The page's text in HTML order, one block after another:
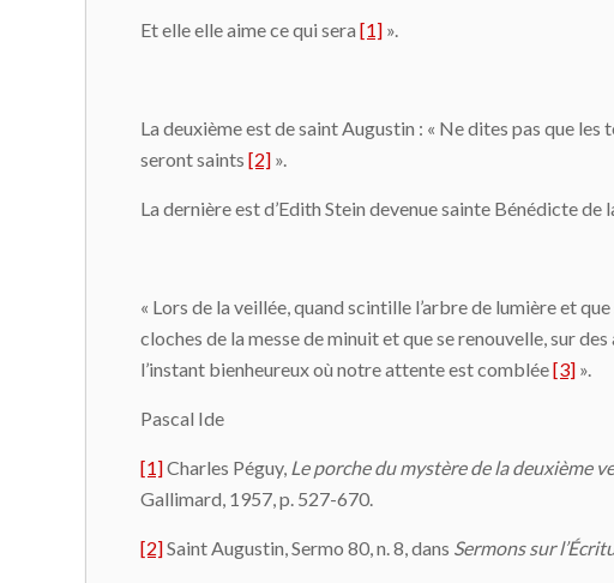
Et elle elle aime ce qui sera [1] ».
La deuxième est de saint Augustin : « Ne dites pas que
seront saints [2] ».
La dernière est d’Edith Stein devenue sainte Bénédicte de
« Lors de la veillée, quand scintille l’arbre de lumière et
cloches de la messe de minuit et que se renouvelle, sur
l’instant bienheureux où notre attente est comblée[3] ».
Pascal Ide
[1]Charles Péguy, Le porche du mystère de la deuxième
Gallimard, 1957, p. 527-670.
[2]Saint Augustin, Sermo 80, n. 8, dans Sermons sur l’É